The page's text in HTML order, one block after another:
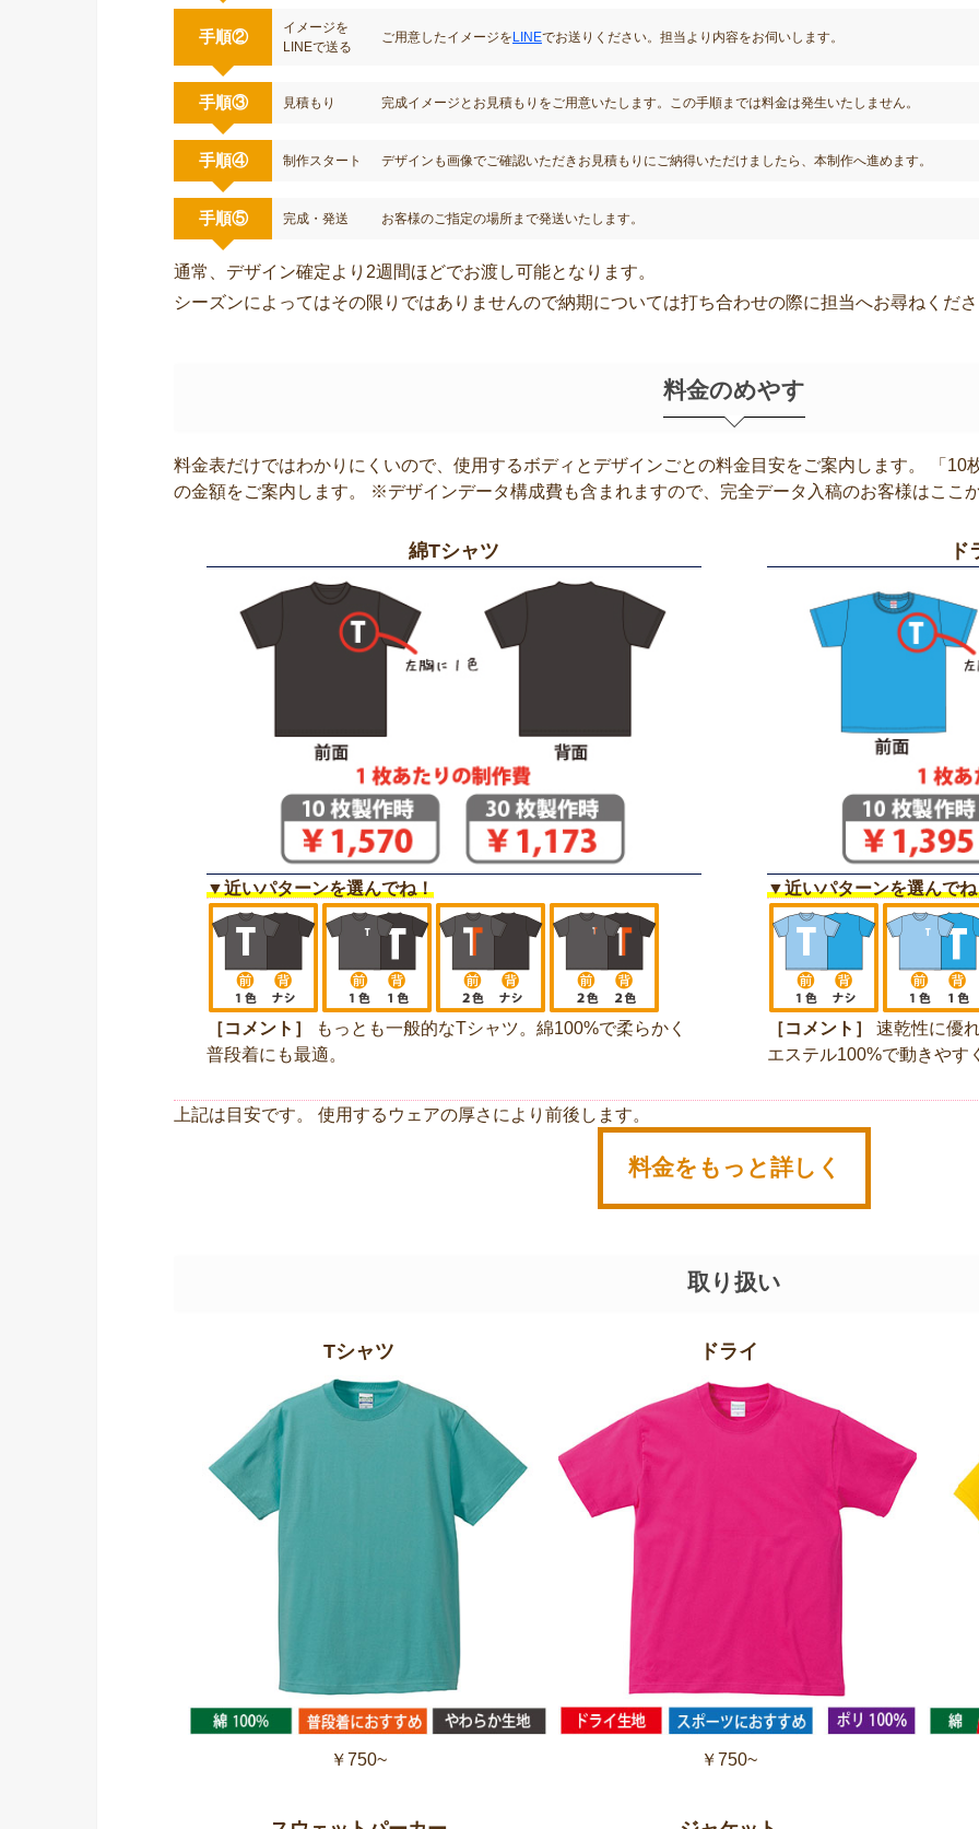
手順②
イメージを
LINEで送る
ご用意したイメージをLINEでお送りください。担当より内容をお伺いします。
手順③ 見積もり 完成イメージとお見積もりをご用意いたします。この手順までは料金は発生いたしません。
手順④ 制作スタート デザインも画像でご確認いただきお見積もりにご納得いただけましたら、本制作へ進めます。
手順⑤ 完成・発送 お客様のご指定の場所まで発送いたします。
通常、デザイン確定より2週間ほどでお渡し可能となります。
シーズンによってはその限りではありませんので納期については打ち合わせの際に担当へお尋ねくだ
料金のめやす
料金表だけではわかりにくいので、使用するボディとデザインごとの料金目安をご案内します。 「10
の金額をご案内します。 ※デザインデータ構成費も含まれますので、完全データ入稿のお客様はここ
綿Tシャツ
▼近いパターンを選んでね！
［コメント］
もっとも一般的なTシャツ。綿100%で柔らかく
普段着にも最適。
▼近いパターンを選んで
［コメント］
速乾性に優
エステル100%で動きやす
上記は目安です。 使用するウェアの厚さにより前後します。
料金をもっと詳しく
取り扱い
Tシャツ
￥750~
ドライ
￥750~